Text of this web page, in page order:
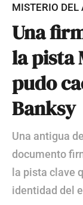
MISTERIO DEL
Una
la pista
pudo
Banksy
Una antigua
documento
la pista clave
identidad del